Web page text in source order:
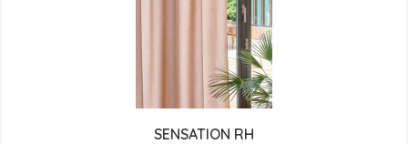
SENSATION RH